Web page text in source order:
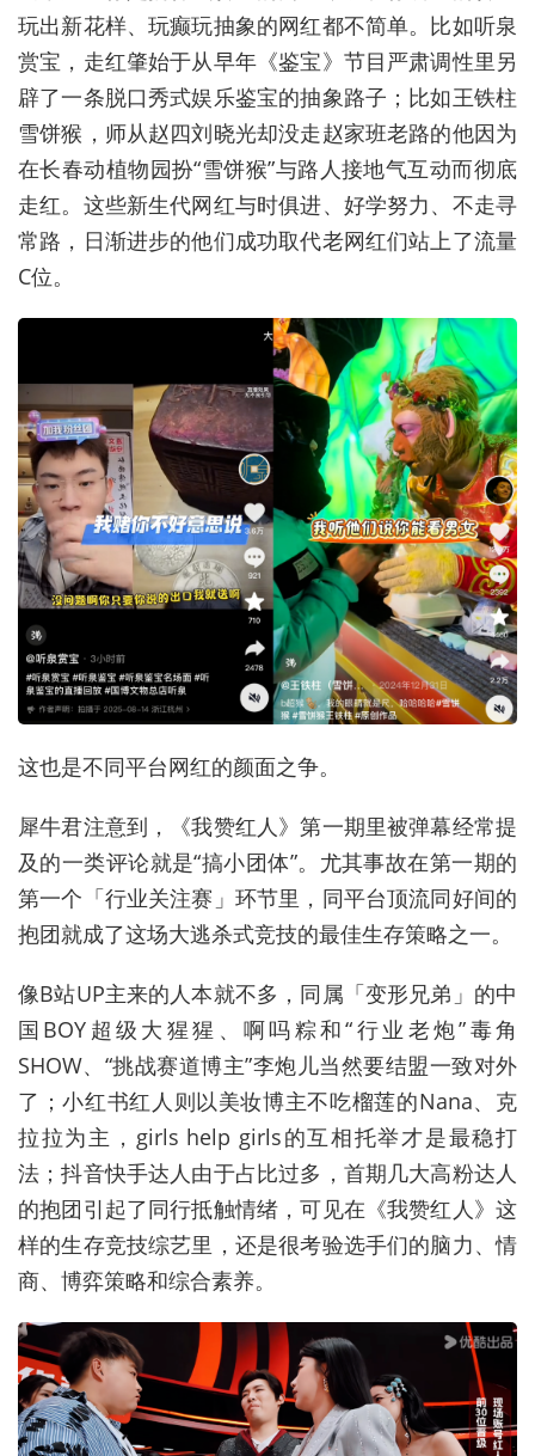
玩出新花样、玩癫玩抽象的网红都不简单。比如听泉
赏宝，走红肇始于从早年《鉴宝》节目严肃调性里另
辟了一条脱口秀式娱乐鉴宝的抽象路子；比如王铁柱
雪饼猴，师从赵四刘晓光却没走赵家班老路的他因为
在长春动植物园扮“雪饼猴”与路人接地气互动而彻底
走红。这些新生代网红与时俱进、好学努力、不走寻
常路，日渐进步的他们成功取代老网红们站上了流量
C位。
这也是不同平台网红的颜面之争。
犀牛君注意到，《我赞红人》第一期里被弹幕经常提
及的一类评论就是“搞小团体”。尤其事故在第一期的
第一个「行业关注赛」环节里，同平台顶流同好间的
抱团就成了这场大逃杀式竞技的最佳生存策略之一。
像B站UP主来的人本就不多，同属「变形兄弟」的中
国BOY超级大猩猩、啊吗粽和“行业老炮”毒角
SHOW、“挑战赛道博主”李炮儿当然要结盟一致对外
了；小红书红人则以美妆博主不吃榴莲的Nana、克
拉拉为主，girls help girls的互相托举才是最稳打
法；抖音快手达人由于占比过多，首期几大高粉达人
的抱团引起了同行抵触情绪，可见在《我赞红人》这
样的生存竞技综艺里，还是很考验选手们的脑力、情
商、博弈策略和综合素养。